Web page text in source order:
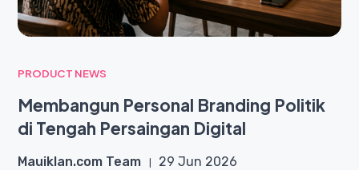
PRODUCT NEWS
Membangun Personal Branding Politik
di Tengah Persaingan Digital
Mauiklan.com Team 29 Jun 2026